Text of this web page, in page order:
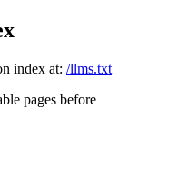
index at: /llms.txt
pages before